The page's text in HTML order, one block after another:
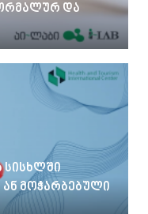
და
სისხლში
მოჭარბებული